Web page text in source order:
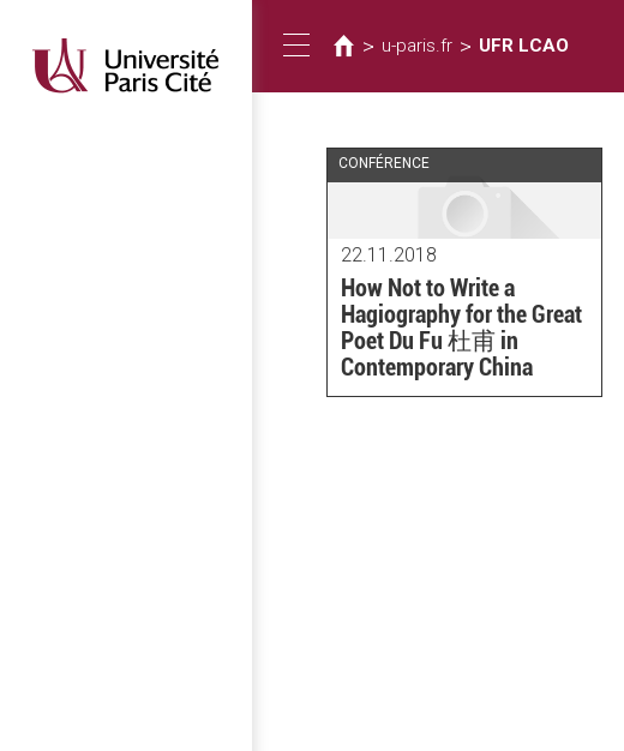
main
content
Toggle
navigation
are
here
> u-paris.fr > UFR LCAO
CONFÉRENCE
22.11.2018
How Not to Write a
Hagiography for the Great
Poet Du Fu 杜甫 in
Contemporary China